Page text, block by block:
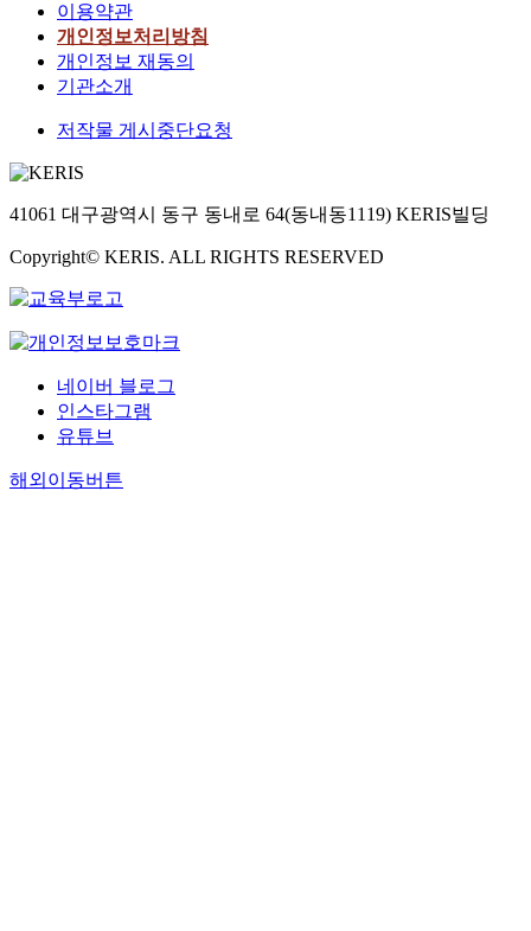
이용약관
개인정보처리방침
개인정보 재동의
기관소개
저작물 게시중단요청
41061 대구광역시 동구 동내로 64(동내동1119) KERIS빌딩
Copyright© KERIS. ALL RIGHTS RESERVED
네이버 블로그
인스타그램
유튜브
해외이동버튼